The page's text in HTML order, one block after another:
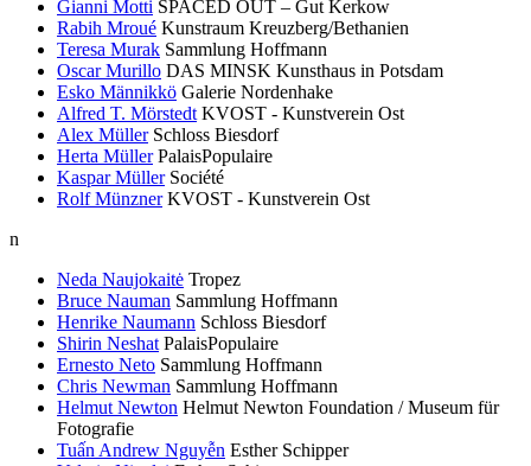
Gianni Motti SPACED OUT – Gut Kerkow
Rabih Mroué Kunstraum Kreuzberg/Bethanien
Teresa Murak Sammlung Hoffmann
Oscar Murillo DAS MINSK Kunsthaus in Potsdam
Esko Männikkö Galerie Nordenhake
Alfred T. Mörstedt KVOST - Kunstverein Ost
Alex Müller Schloss Biesdorf
Herta Müller PalaisPopulaire
Kaspar Müller Société
Rolf Münzner KVOST - Kunstverein Ost
n
Neda Naujokaitė Tropez
Bruce Nauman Sammlung Hoffmann
Henrike Naumann Schloss Biesdorf
Shirin Neshat PalaisPopulaire
Ernesto Neto Sammlung Hoffmann
Chris Newman Sammlung Hoffmann
Helmut Newton Helmut Newton Foundation / Museum für
Fotografie
Tuấn Andrew Nguyễn Esther Schipper